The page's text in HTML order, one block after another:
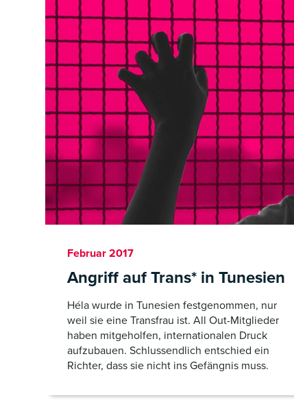
Februar 2017
Angriff auf Trans* in Tunesien
Héla wurde in Tunesien festgenommen, nur
weil sie eine Transfrau ist. All Out-Mitglieder
haben mitgeholfen, internationalen Druck
aufzubauen. Schlussendlich entschied ein
Richter, dass sie nicht ins Gefängnis muss.